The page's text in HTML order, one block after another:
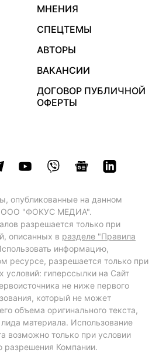
МНЕНИЯ
СПЕЦТЕМЫ
АВТОРЫ
ВАКАНСИИ
ДОГОВОР ПУБЛИЧНОЙ
ОФЕРТЫ
опубликованные на данном
ООО "ФОКУС МЕДИА".
разрешается только при
описанных в разделе "Правила
информацию,
ресурсе, разрешается только при
гиперссылки на Сайт
не ниже первого
который не может
объема оригинального текста,
материала. Использование
возможно только при условии
разрешения Компании.